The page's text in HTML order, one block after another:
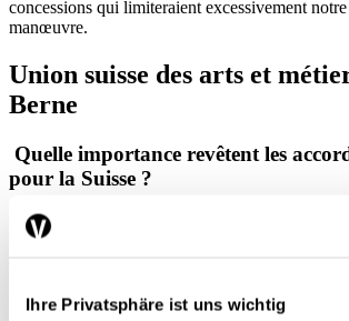
Ihre Privatsphäre ist uns wichtig
concessions qui limiteraient excessivement
manœuvre.
Union suisse des arts et
Berne
Quelle importance revêtent les
pour la Suisse ?
Les bilatérales sont importantes pour